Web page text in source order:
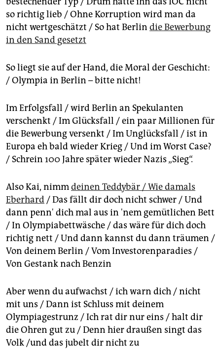
so richtig lieb / Ohne Korruption wird man da
nicht wertgeschätzt / So hat Berlin die Bewerbung
in den Sand gesetzt
So liegt sie auf der Hand, die Moral der Geschicht:
/ Olympia in Berlin – bitte nicht!
Im Erfolgsfall / wird Berlin an Spekulanten
verschenkt / Im Glücksfall / ein paar Millionen für
die Bewerbung versenkt / Im Unglücksfall / ist in
Europa eh bald wieder Krieg / Und im Worst Case?
/ Schrein 100 Jahre später wieder Nazis „Sieg“.
Also Kai, nimmdeinen Teddybär / Wie damals
Eberhard / Das fällt dir doch nicht schwer / Und
dann penn' dich mal aus in 'nem gemütlichen Bett
/ In Olympiabettwäsche / das wäre für dich doch
richtig nett / Und dann kannst du dann träumen /
Von deinem Berlin / Vom Investorenparadies /
Von Gestank nach Benzin
Aber wenn du aufwachst / ich warn dich / nicht
mit uns / Dann ist Schluss mit deinem
Olympiagestrunz / Ich rat dir nur eins / halt dir
die Ohren gut zu / Denn hier draußen singt das
Volk /und das jubelt dir nicht zu